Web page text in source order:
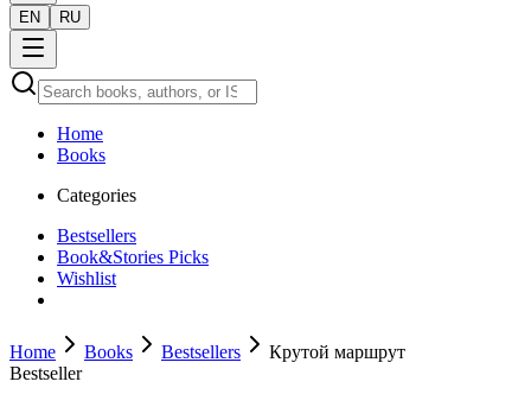
EN RU
Home
Books
Categories
Bestsellers
Book&Stories Picks
Wishlist
Home Books Bestsellers
Крутой маршрут
Bestseller